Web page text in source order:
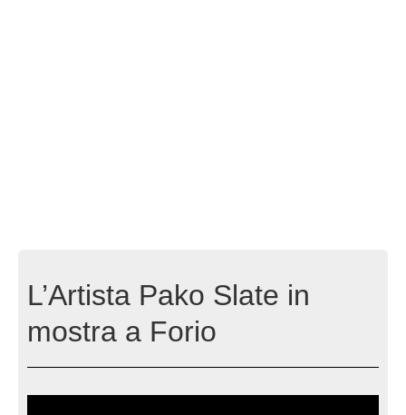
L’Artista Pako Slate in
mostra a Forio